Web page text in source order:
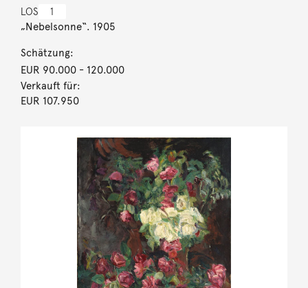
LOS 1
„Nebelsonne“. 1905
Schätzung:
EUR 90.000- 120.000
Verkauft für:
EUR 107.950